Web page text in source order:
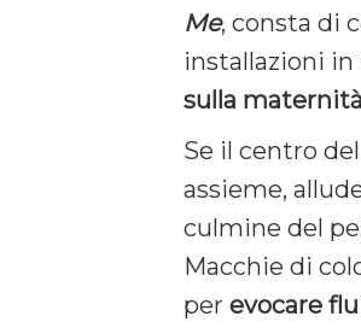
Me, consta di
installazioni
sulla
Se il centro
assieme,
culmine del
Macchie di
per evocare